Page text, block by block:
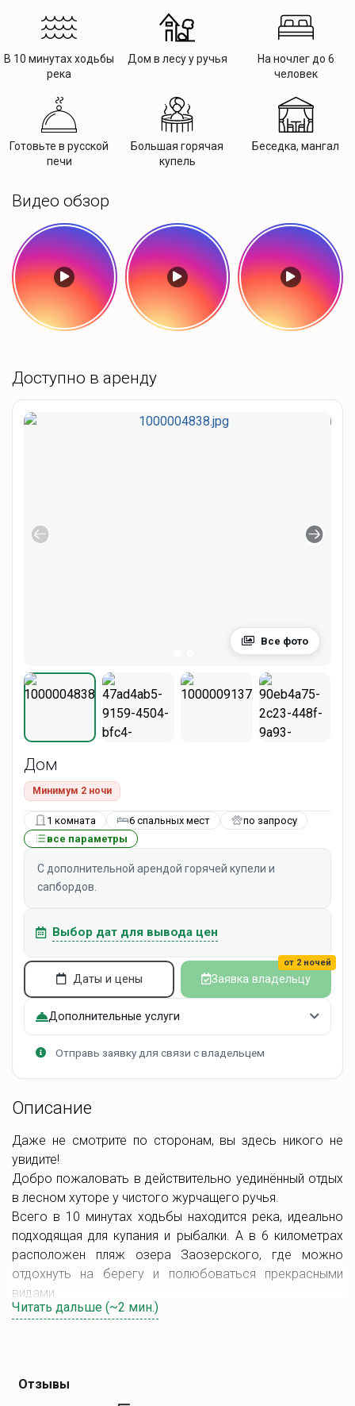
В 10 минутах ходьбы
река
Дом в лесу у ручья
На ночлег до 6
человек
Готовьте в русской
печи
Большая горячая
купель
Беседка, мангал
Видео обзор
Доступно в аренду
Все фото
Дом
Минимум 2 ночи
1 комната 6 спальных мест
по запросу
все параметры
С дополнительной арендой горячей купели и
сапбордов.
Выбор дат для вывода цен
Даты и цены Заявка владельцу
от 2 ночей
Дополнительные услуги
Отправь заявку для связи с владельцем
Описание
Даже не смотрите по сторонам, вы здесь никого не
увидите!
Добро пожаловать в действительно уединённый отдых
в лесном хуторе у чистого журчащего ручья.
Всего в 10 минутах ходьбы находится река, идеально
подходящая для купания и рыбалки. А в 6 километрах
расположен пляж озера Заозерского, где можно
отдохнуть на берегу и полюбоваться прекрасными
видами.
Читать дальше (~2 мин.)
Отзывы